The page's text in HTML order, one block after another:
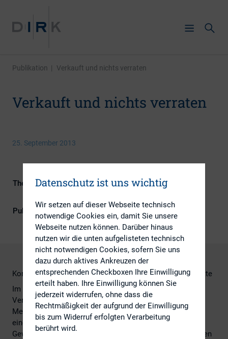
Publikation | Verkauft und nichts verraten
Verkauft und nichts verraten
25. September 2013
Themengebiete
ESG (inkl. Nachhaltigkeit &
Publikationsform
Externe Publikationen
Kommunikation im Zeitalter sich wandelnder Finanzmärkte
Im öffentlichen Diskurs hingegen sind sie meist die
Verlierer. Denn scheuen die Investoren die
Medienwirksamkeit einer spektakulären Übernahme und
eine offensive Kommunikationspolitik, so zerren
Gewerkschaften, Kommunen, und Mitarbeiter die geplanten
Datenschutz ist uns wichtig
Wir setzen auf dieser Webseite technisch
notwendige Cookies ein, damit Sie unsere
Webseite nutzen können. Darüber hinaus
nutzen wir die unten aufgelisteten technisch
nicht notwendigen Cookies, sofern Sie uns
dazu durch aktives Ankreuzen der
entsprechenden Checkboxen Ihre Einwilligung
erteilt haben. Ihre Einwilligung können Sie
jederzeit widerrufen, ohne dass die
Rechtmäßigkeit der aufgrund der Einwilligung
bis zum Widerruf erfolgten Verarbeitung
berührt wird.